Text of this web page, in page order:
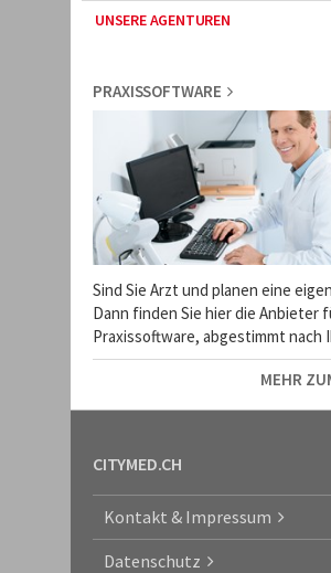
UNSERE AGENTUREN
PRAXISSOFTWARE
Sind Sie Arzt und planen eine
Dann finden Sie hier die Anbieter
Praxissoftware, abgestimmt nach
MEHR
CITYMED.CH
Kontakt & Impressum
Datenschutz